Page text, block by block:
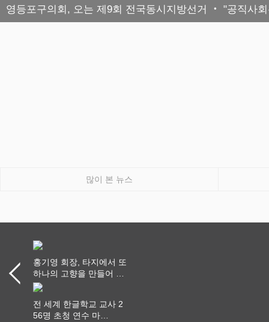
영등포구의회, 오는 제9회 전국동시지방선거 ‧ "공직사
많이 본 뉴스
홍기영 회장, 타지에서 또
하나의 고향을 만들어 가
다
전 세계 한글학교 교사 2
56명 초청 연수 마